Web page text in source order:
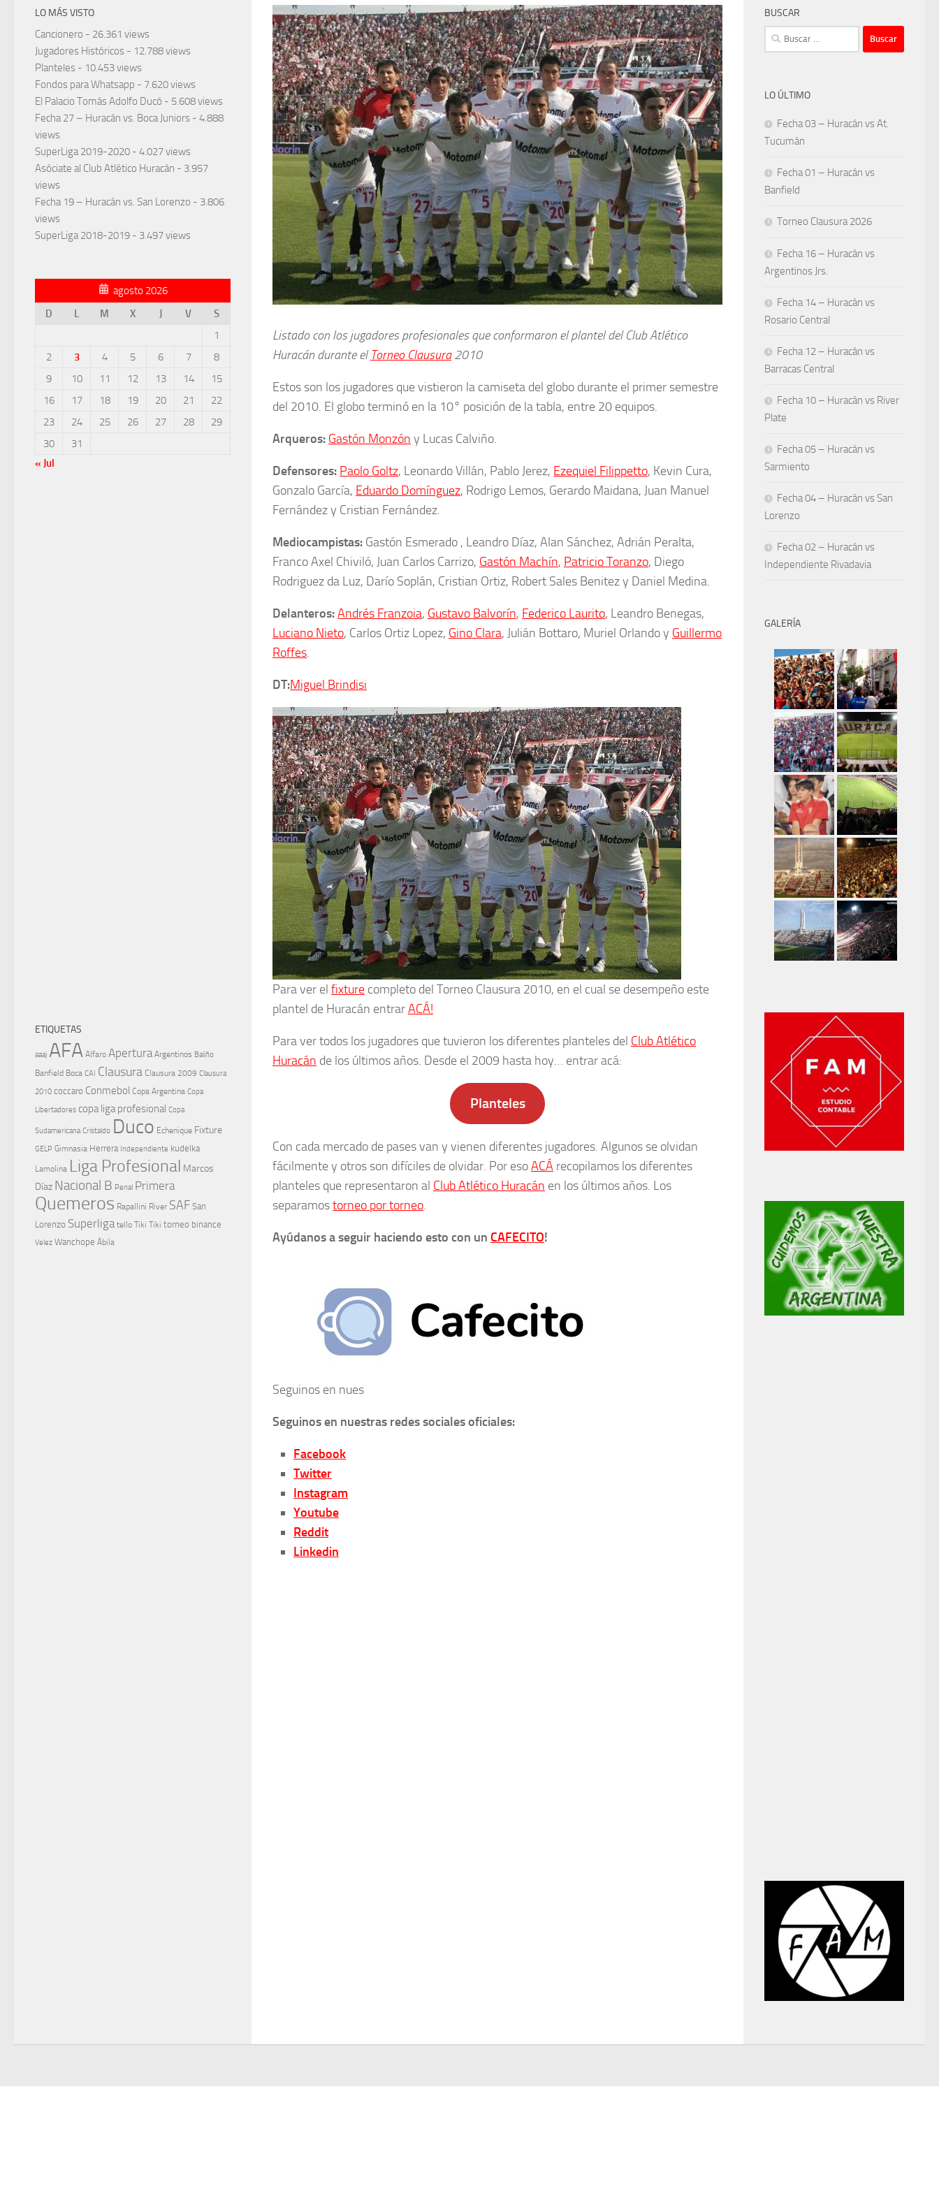
Listado con los jugadores profesionales que conformaron el plantel del Club Atlético
Huracán durante el Torneo Clausura2010
Estos son los jugadores que vistieron la camiseta del globo durante el primer semestre
del 2010. El globo terminó en la 10° posición de la tabla, entre 20 equipos.
Arqueros: Gastón Monzón y Lucas Calviño.
Defensores: Paolo Goltz, Leonardo Villán, Pablo Jerez, Ezequiel Filippetto, Kevin Cura,
Gonzalo García, Eduardo Domínguez, Rodrigo Lemos, Gerardo Maidana, Juan Manuel
Fernández y Cristian Fernández.
Mediocampistas: Gastón Esmerado , Leandro Díaz, Alan Sánchez, Adrián Peralta,
Franco Axel Chiviló, Juan Carlos Carrizo, Gastón Machín, Patricio Toranzo, Diego
Rodriguez da Luz, Darío Soplán, Cristian Ortiz, Robert Sales Benitez y Daniel Medina.
Delanteros:Andrés Franzoia, Gustavo Balvorín, Federico Laurito, Leandro Benegas,
Luciano Nieto, Carlos Ortiz Lopez, Gino Clara, Julián Bottaro, Muriel Orlando y Guillermo
Roffes.
DT:Miguel Brindisi
Para ver el fixture completo del Torneo Clausura 2010, en el cual se desempeño este
plantel de Huracán entrarACÁ!
Para ver todos los jugadores que tuvieron los diferentes planteles del Club Atlético
Huracán de los últimos años. Desde el 2009 hasta hoy… entrar acá:
Planteles
Con cada mercado de pases van y vienen diferentes jugadores. Algunos se olvidan
fácilmente y otros son difíciles de olvidar. Por esoACÁ recopilamos los diferentes
planteles que representaron al Club Atlético Huracán en los últimos años. Los
separamostorneo por torneo.
Ayúdanos a seguir haciendo esto con un CAFECITO!
Seguinos en nues
Seguinos en nuestras redes sociales oficiales:
Facebook
Twitter
Instagram
Youtube
Reddit
Linkedin
LO MÁS VISTO
Cancionero - 26.361 views
Jugadores Históricos - 12.788 views
Planteles - 10.453 views
Fondos para Whatsapp - 7.620 views
El Palacio Tomás Adolfo Ducó - 5.608 views
Fecha 27 – Huracán vs. Boca Juniors - 4.888
views
SuperLiga 2019-2020 - 4.027 views
Asóciate al Club Atlético Huracán - 3.957
views
Fecha 19 – Huracán vs. San Lorenzo - 3.806
views
SuperLiga 2018-2019 - 3.497 views
agosto 2026
D
L M X J V
S
1
2
3 4 5 6 7
8
9
10 11 12 13 14
15
16
17 18 19 20 21
22
23
24 25 26 27 28
29
30
31
« Jul
ETIQUETAS
aaaj AFA Alfaro Apertura Argentinos Baliño
Banfield Boca CAI Clausura Clausura 2009 Clausura
2010 coccaro Conmebol Copa Argentina Copa
Libertadores copa liga profesional Copa
Sudamericana Cristaldo Duco Echenique Fixture
GELP Gimnasia Herrera Independiente kudelka
Lamolina Liga Profesional Marcos
Díaz Nacional B Penal Primera
Quemeros Rapallini River SAF San
Lorenzo Superliga tello Tiki Tiki torneo binance
Velez Wanchope Ábila
BUSCAR
Buscar:
LO ÚLTIMO
Fecha 03 – Huracán vs At.
Tucumán
Fecha 01 – Huracán vs
Banfield
Torneo Clausura 2026
Fecha 16 – Huracán vs
Argentinos Jrs.
Fecha 14 – Huracán vs
Rosario Central
Fecha 12 – Huracán vs
Barracas Central
Fecha 10 – Huracán vs River
Plate
Fecha 05 – Huracán vs
Sarmiento
Fecha 04 – Huracán vs San
Lorenzo
Fecha 02 – Huracán vs
Independiente Rivadavia
GALERÍA